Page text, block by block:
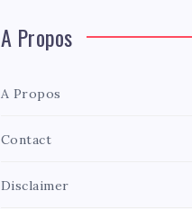
A Propos
A Propos
Contact
Disclaimer